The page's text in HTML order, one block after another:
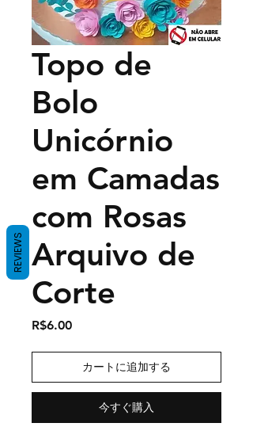
Topo de
Bolo
Unicórnio
em Camadas
com Rosas
Arquivo de
Corte
R$6.00価
カートに追加する
今すぐ購入
REVIEWS